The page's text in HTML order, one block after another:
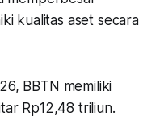
kualitas aset secara
BBTN memiliki
Rp12,48 triliun.